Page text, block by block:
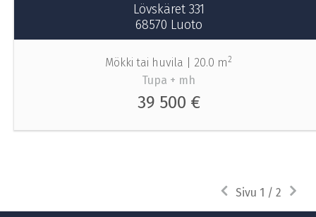
Lövskäret 331
68570 Luoto
Mökki tai huvila | 20.0 m2
Tupa + mh
39 500 €
Edellinen
Sivu 1 / 2